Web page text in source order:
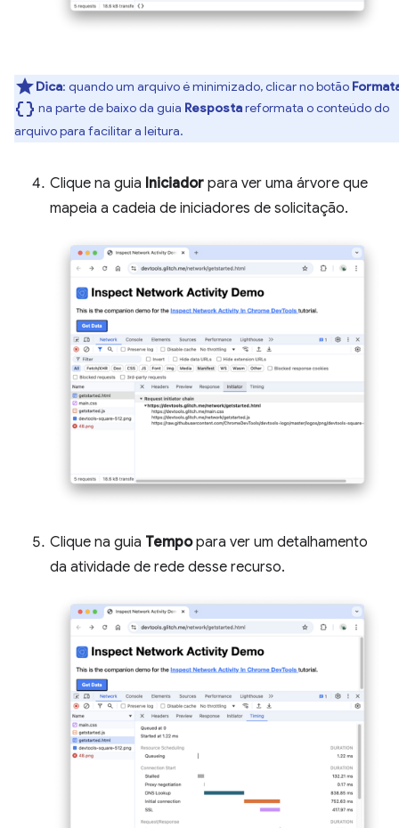
Dica: quando um arquivo é minimizado, clicar no botão
data_object na parte de baixo da guia Respostareformata o conteúdo do
arquivo para facilitar a leitura.
Clique na guia Iniciador para ver uma árvore que
mapeia a cadeia de iniciadores de solicitação.
Clique na guia Tempopara ver um detalhamento
da atividade de rede desse recurso.